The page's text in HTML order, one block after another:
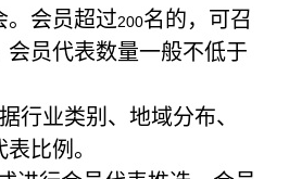
。会员超过200名的，可召
会员代表数量一般不低于
行业类别、地域分布、
比例。